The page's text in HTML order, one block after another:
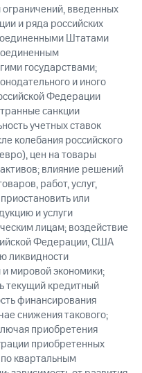
введенных
и ряда российских
Штатами
государствами;
и иного
Федерации
санкции
учетных ставок
колебания российского
цен на товары
влияние решений
работ, услуг,
или
и услуги
лицам; воздействие
Федерации, США
ликвидности
мировой экономики;
текущий кредитный
финансирования
снижения такового;
приобретения
приобретенных
квартальным